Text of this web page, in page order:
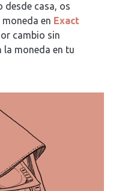
desde casa, os
en Exact
cambio sin
la moneda en tu